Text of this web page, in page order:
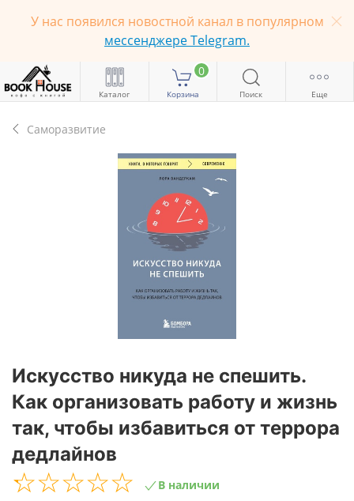
У нас появился новостной канал в популярном
мессенджере Telegram.
Каталог
0
Корзина Поиск Еще
Саморазвитие
Искусство никуда не спешить.
Как организовать работу и жизнь
так, чтобы избавиться от террора
дедлайнов
☆☆☆☆☆
★★★★★ В наличии